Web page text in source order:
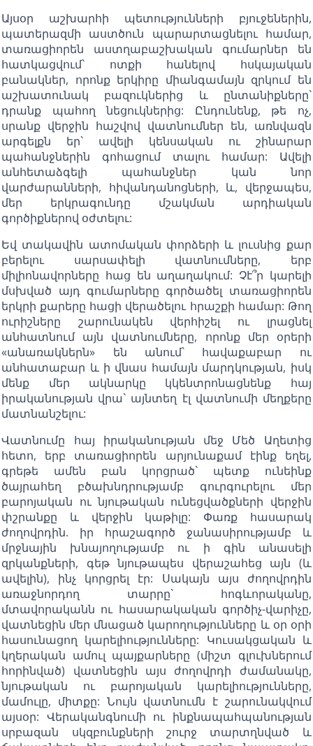
Այսօր աշխարհի պետությունների բյուջեներին,
պատերազմի աստծուն պարարտացնելու համար,
տառացիորեն աստղաբաշխական գումարներ են
հատկացվում` ոտքի հանելով հսկայական
բանակներ, որոնք երկիրը միանգամայն զրկում են
աշխատունակ բազուկներից և ընտանիքները`
դրանք պահող նեցուկներից: Ընդունենք, թե ոչ,
սրանք վերջին հաշվով վատնումներ են, առնվազն
արգելքն եր` ավելի կենսական ու շինարար
պահանջներին գոհացում տալու համար: Ավելի
անհետաձգելի պահանջներ կան նոր
վարժարանների, հիվանդանոցների, և, վերջապես,
մեր երկրագունդը մշակման արդիական
գործիքներով օժտելու:
Եվ տակավին ատոմական փորձերի և լուսնից քար
բերելու սարսափելի վատնումները, երբ
միլիոնավորները հաց են աղաղակում: Չէ՞ր կարելի
մսխված այդ գումարները գործածել տառացիորեն
երկրի քարերը հացի վերածելու հրաշքի համար: Թող
ուրիշները շարունակեն վերհիշել ու լրացնել
անհատնում այն վատնումները, որոնք մեր օրերի
«անառակներն» են անում` հավաքաբար ու
անհատաբար և ի վնաս համայն մարդկության, իսկ
մենք մեր ակնարկը կկենտրոնացնենք հայ
իրականության վրա` այնտեղ էլ վատնումի մեղքերը
մատնանշելու:
Վատնումը հայ իրականության մեջ Մեծ Աղետից
հետո, երբ տառացիորեն արյունաքամ էինք եղել,
գրեթե ամեն բան կորցրած` պետք ունեինք
ծայրահեղ բծախնդրությամբ գուրգուրելու մեր
բարոյական ու նյութական ունեցվածքների վերջին
փշրանքը և վերջին կաթիլը: Փառք հասարակ
ժողովրդին. իր հրաշագործ ջանասիրությամբ և
մրջնային խնայողությամբ ու ի գին անասելի
զրկանքների, գեթ նյութապես վերաշահեց այն (և
ավելին), ինչ կորցրել էր: Սակայն այս ժողովրդին
առաջնորդող տարրը` հոգևորականը,
մտավորականն ու հասարակական գործիչ-վարիչը,
վատնեցին մեր մնացած կարողությունները և օր օրի
հասունացող կարելիությունները: Կուսակցական և
կղերական ամուլ պայքարները (միշտ գլուխներում
հորինված) վատնեցին այս ժողովրդի ժամանակը,
նյութական ու բարոյական կարելիությունները,
մամուլը, միտքը: Նույն վատնումն է շարունակվում
այսօր: Վերականգնումի ու ինքնապահպանության
սրբազան սկզբունքների շուրջ տարտղնված և